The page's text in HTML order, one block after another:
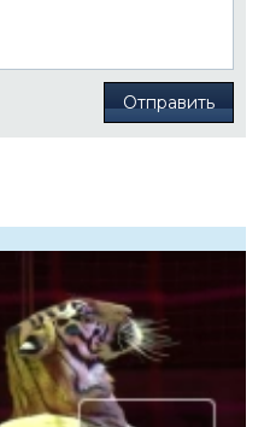
Отправить